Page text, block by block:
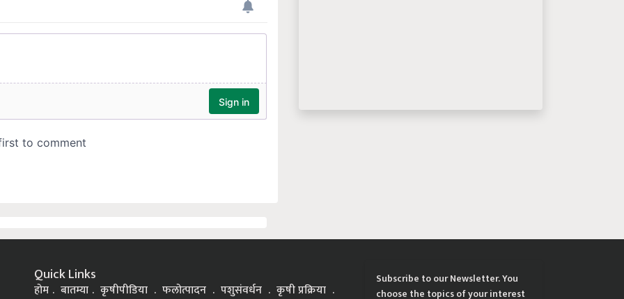
Quick Links
होम बातम्या कृषीपीडिया फलोत्पादन पशुसंवर्धन
कृषी प्रक्रिया
Subscribe to our Newsletter. You
choose the topics of your interest